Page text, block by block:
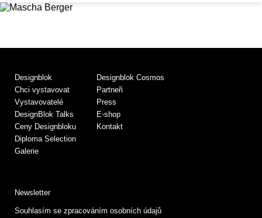
Designblok
Chci vystavovat
Vystavovatelé
DesignBlok Talks
Ceny Designbloku
Diploma Selection
Galerie
Designblok Cosmos
Partneři
Press
E-shop
Kontakt
Newsletter
Souhlasím se zpracováním osobních údajů